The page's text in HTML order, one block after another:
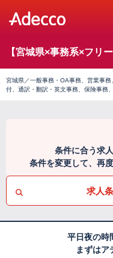
【宮城県×事務系×フリ
宮城県／一般事務・OA事務、営業事
付、通訳・翻訳・英文事務、保険事務
条件に合う求
条件を変更して、再
求人
平日夜の時
まずはア